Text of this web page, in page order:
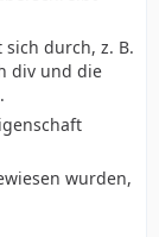
sich durch, z. B.
div und die
wurden,